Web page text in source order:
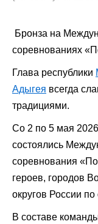
Бронза на
соревнованиях
Глава республики
Адыгея всегда
традициями.
Со 2 по 5 мая
состоялись
соревнования
героев, городов
округов России
В составе